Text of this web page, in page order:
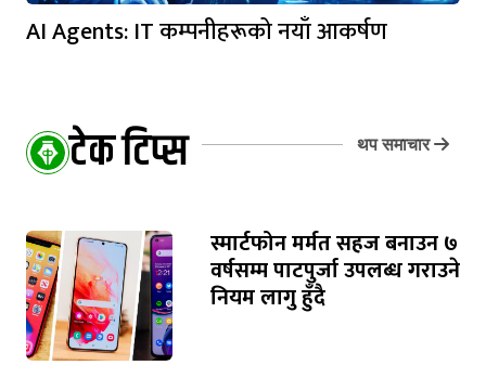
AI Agents: IT कम्पनीहरूको नयाँ आकर्षण
टेक टिप्स थप समाचार
स्मार्टफोन मर्मत सहज बनाउन ७
वर्षसम्म पाटपुर्जा उपलब्ध गराउने
नियम लागु हुँदै